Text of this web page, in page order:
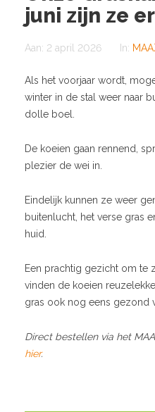
juni zijn ze
Aan: 2 april 2026 In:
Als het voorjaar wordt,
winter in de stal weer naar
dolle boel.
De koeien gaan rennend,
plezier de wei in.
Eindelijk kunnen ze weer
buitenlucht, het verse gras
huid.
Een prachtig gezicht om te
vinden de koeien
gras ook nog eens gezond
Direct bestellen via het
hier.